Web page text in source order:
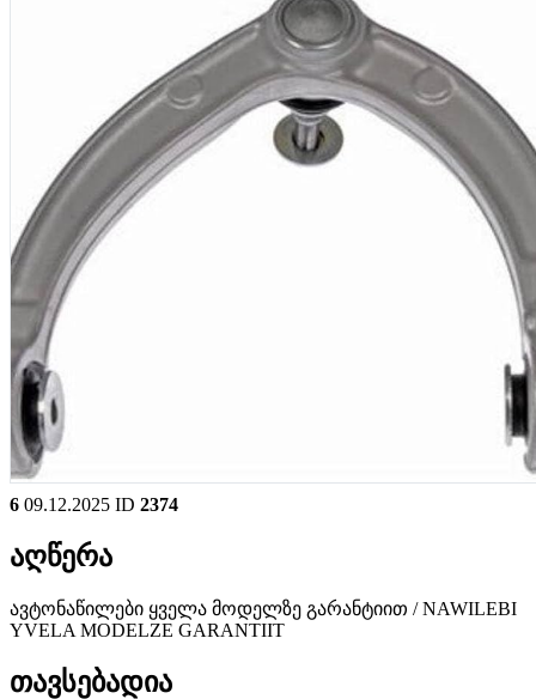
6 09.12.2025 ID 2374
აღწერა
ავტონაწილები ყველა მოდელზე გარანტიით / NAWILEBI
YVELA MODELZE GARANTIIT
თავსებადია